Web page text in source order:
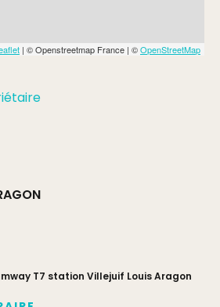
| © Openstreetmap France | ©OpenStreetMap
T7 station Villejuif Louis Aragon